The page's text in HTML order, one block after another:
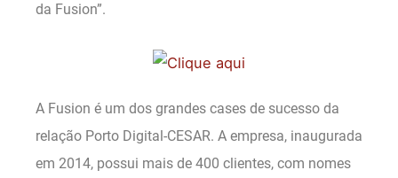
da Fusion”.
A Fusion é um dos grandes cases de sucesso da
relação Porto Digital-CESAR. A empresa, inaugurada
em 2014, possui mais de 400 clientes, com nomes